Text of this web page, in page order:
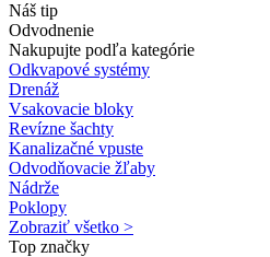
Náš tip
Odvodnenie
Nakupujte podľa kategórie
Odkvapové systémy
Drenáž
Vsakovacie bloky
Revízne šachty
Kanalizačné vpuste
Odvodňovacie žľaby
Nádrže
Poklopy
Zobraziť všetko >
Top značky